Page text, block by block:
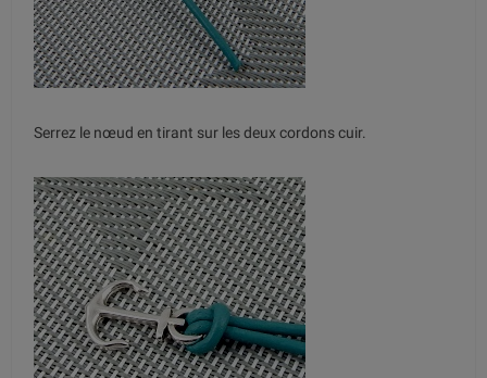
Serrez le nœud en tirant sur les deux cordons cuir.